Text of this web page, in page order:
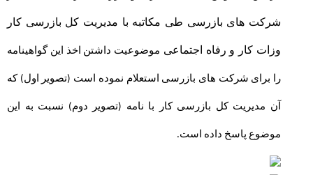
شرکت های بازرسی طی مکاتبه با مدیریت کل بازرسی کار
وزات کار و رفاه اجتماعی موضوعیت داشتن اخذ این گواهینامه
را برای شرکت های بازرسی استعلام نموده است (تصویر اول) که
آن مدیریت کل بازرسی کار با نامه (تصویر دوم) نسبت به این
موضوع پاسخ داده است.